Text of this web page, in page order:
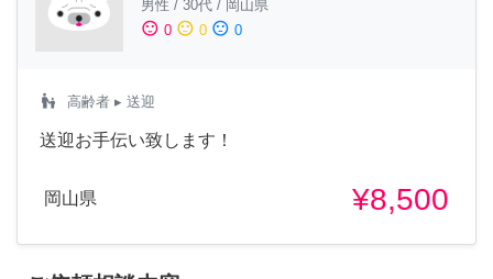
男性 / 30代 / 岡山県
sentiment_satisfied 0 sentiment_neutral 0 sentiment_dissatisfied 0
escalator_warning 高齢者 ▸ 送迎
送迎お手伝い致します！
岡山県 ¥8,500